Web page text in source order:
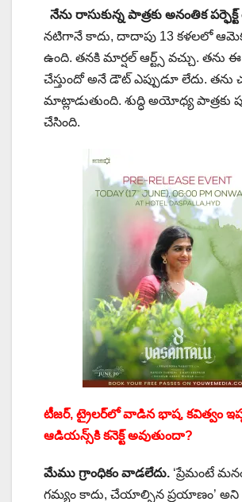
నేను రాసుకున్న పాత్రకు అనంతిక
నటిగానే కాదు, దాదాపు 13 కళలలో
ఉంది. తనకి మార్షల్ ఆర్ట్స్ వచ్చు. తను
చేస్తుందో అనే డౌట్ ఎప్పుడూ లేదు. తను
మాట్లాడుతుంది. శుద్ధి అయోధ్య పాత్రకు
చేసింది.
టీజర్, ట్రైలర్‌లో వాడిన భాష, కవిత్వం
ఆడియన్స్‌కి కనెక్ట్ అవుతుందా?
మేము గ్రాంధికం వాడలేదు. ‘ప్రేమంటే
గమ్యం కాదు, చేయాల్సిన ప్రయాణం’